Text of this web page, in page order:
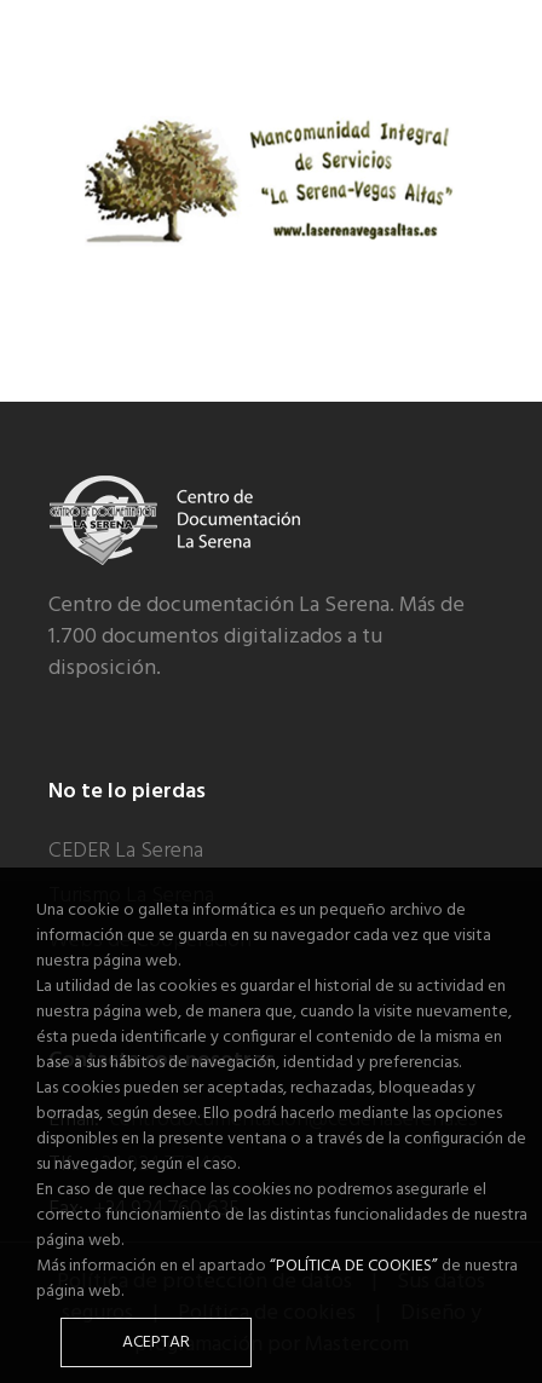
Centro de documentación La Serena. Más de
1.700 documentos digitalizados a tu
disposición.
No te lo pierdas
CEDER La Serena
Turismo La Serena
Webs de Cooperación
Contacta con nosotros
Email: centrodocumentacion@cederlaserena.es
Tlf.:+34 924 772 408
Fax:+34 924 760 635
Política de protección de datos|Sus datos
seguros|Política de cookies
programación por Mastercom
Una cookie o galleta informática es un pequeño archivo de
información que se guarda en su navegador cada vez que visita
nuestra página web.
La utilidad de las cookies es guardar el historial de su actividad en
nuestra página web, de manera que, cuando la visite nuevamente,
ésta pueda identificarle y configurar el contenido de la misma en
base a sus hábitos de navegación, identidad y preferencias.
Las cookies pueden ser aceptadas, rechazadas, bloqueadas y
borradas, según desee. Ello podrá hacerlo mediante las opciones
disponibles en la presente ventana o a través de la configuración de
su navegador, según el caso.
En caso de que rechace las cookies no podremos asegurarle el
correcto funcionamiento de las distintas funcionalidades de nuestra
página web.
Más información en el apartado“POLÍTICA DE COOKIES”de nuestra
página web.
ACEPTAR